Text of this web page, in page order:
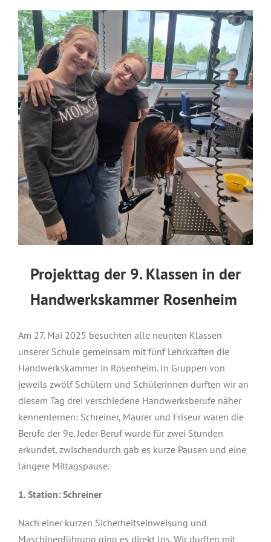
Projekttag der 9. Klassen in der
Handwerkskammer Rosenheim
Am 27. Mai 2025 besuchten alle neunten Klassen
unserer Schule gemeinsam mit fünf Lehrkräften die
Handwerkskammer in Rosenheim. In Gruppen von
jeweils zwölf Schülern und Schülerinnen durften wir an
diesem Tag drei verschiedene Handwerksberufe näher
kennenlernen: Schreiner, Maurer und Friseur waren die
Berufe der 9e. Jeder Beruf wurde für zwei Stunden
erkundet, zwischendurch gab es kurze Pausen und eine
längere Mittagspause.
1. Station: Schreiner
Nach einer kurzen Sicherheitseinweisung und
Maschinenführung ging es direkt los. Wir durften mit